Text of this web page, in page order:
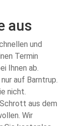
aus
und
Termin
Ihnen ab.
auf Barntrup.
nicht.
aus dem
Wir